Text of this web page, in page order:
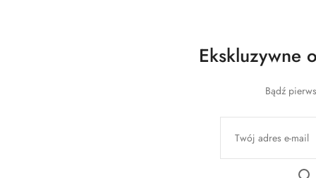
Ekskluzywne
Bądź